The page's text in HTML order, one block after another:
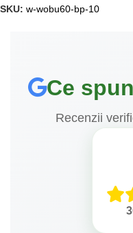
SKU: w-wobu60-bp-10
Ce
Recenzii